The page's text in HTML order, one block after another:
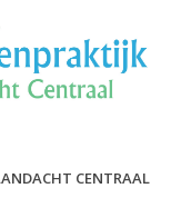
CENTRAAL